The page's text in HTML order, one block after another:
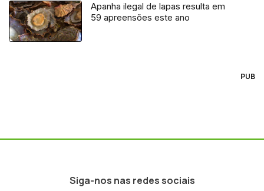
Apanha ilegal de lapas resulta em
59 apreensões este ano
PUB
Siga-nos nas redes sociais